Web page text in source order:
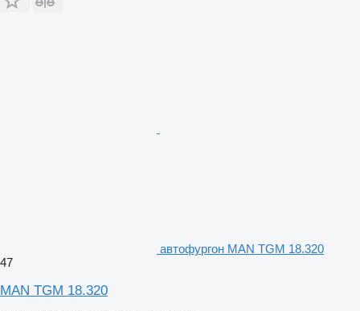
автофургон MAN TGM 18.320
47
MAN TGM 18.320